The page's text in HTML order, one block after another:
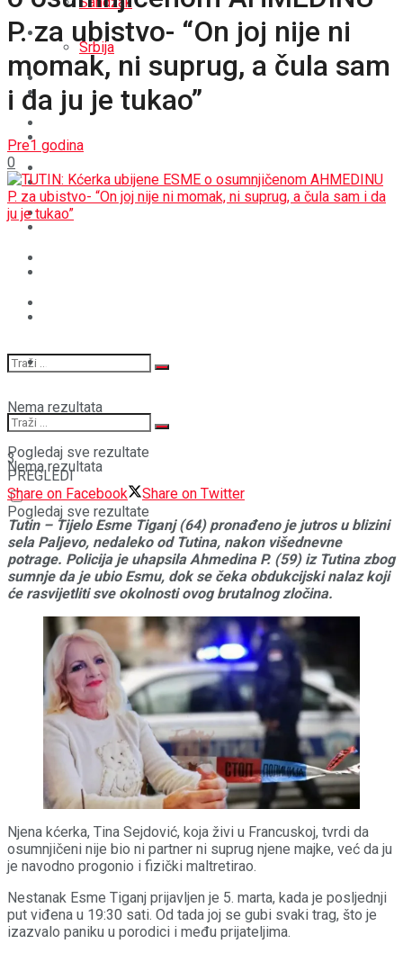
REGIJA
SVIJET
STAV
Nema rezultata
Pogledaj sve rezultate
Srbija
REGIJA
SVIJET
BOŠNJACI
SPORT
Nema rezultata
Pogledaj sve rezultate
P. za ubistvo- “On joj nije ni
momak, ni suprug, a čula sam
i da ju je tukao”
Pre1 godina
0
3
PREGLEDI
Share on Facebook
Share on Twitter
Tutin – Tijelo Esme Tiganj (64) pronađeno je jutros u blizini
sela Paljevo, nedaleko od Tutina, nakon višednevne
potrage. Policija je uhapsila Ahmedina P. (59) iz Tutina zbog
sumnje da je ubio Esmu, dok se čeka obdukcijski nalaz koji
će rasvijetliti sve okolnosti ovog brutalnog zločina.
Njena kćerka, Tina Sejdović, koja živi u Francuskoj, tvrdi da
osumnjičeni nije bio ni partner ni suprug njene majke, već da ju
je navodno progonio i fizički maltretirao.
Nestanak Esme Tiganj prijavljen je 5. marta, kada je posljednji
put viđena u 19:30 sati. Od tada joj se gubi svaki trag, što je
izazvalo paniku u porodici i među prijateljima.